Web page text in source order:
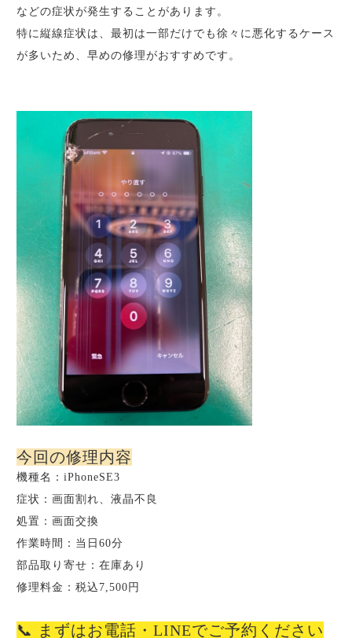
などの症状が発生することがあります。
特に縦線症状は、最初は一部だけでも徐々に悪化するケース
が多いため、早めの修理がおすすめです。
今回の修理内容
機種名：iPhoneSE3
症状：画面割れ、液晶不良
処置：画面交換
作業時間：当日60分
部品取り寄せ：在庫あり
修理料金：税込7,500円
📞 まずはお電話・LINEでご予約ください